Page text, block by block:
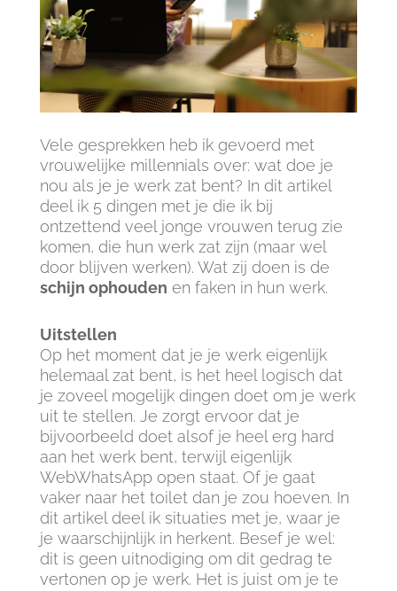
Vele gesprekken heb ik gevoerd met
vrouwelijke millennials over: wat doe je
nou als je je werk zat bent? In dit artikel
deel ik 5 dingen met je die ik bij
ontzettend veel jonge vrouwen terug zie
komen, die hun werk zat zijn (maar wel
door blijven werken). Wat zij doen is de
schijn ophouden en faken in hun werk.
Uitstellen
Op het moment dat je je werk eigenlijk
helemaal zat bent, is het heel logisch dat
je zoveel mogelijk dingen doet om je werk
uit te stellen. Je zorgt ervoor dat je
bijvoorbeeld doet alsof je heel erg hard
aan het werk bent, terwijl eigenlijk
WebWhatsApp open staat. Of je gaat
vaker naar het toilet dan je zou hoeven. In
dit artikel deel ik situaties met je, waar je
je waarschijnlijk in herkent. Besef je wel:
dit is geen uitnodiging om dit gedrag te
vertonen op je werk. Het is juist om je te